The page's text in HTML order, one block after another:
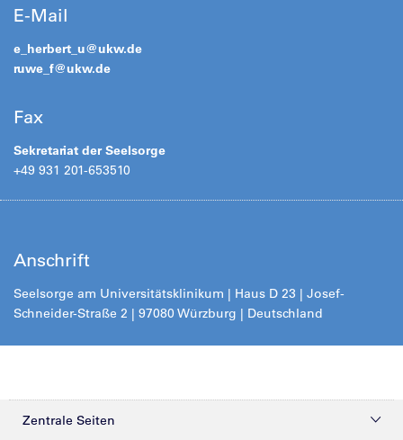
E-Mail
e_herbert_u@ukw.de
ruwe_f@ukw.de
Fax
Sekretariat der Seelsorge
+49 931 201-653510
Anschrift
Seelsorge am Universitätsklinikum | Haus D 23 | Josef-
Schneider-Straße 2 | 97080 Würzburg | Deutschland
Zentrale Seiten